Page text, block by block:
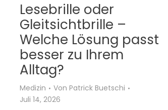
Lesebrille oder
Gleitsichtbrille –
Welche Lösung passt
besser zu Ihrem
Alltag?
Medizin Von Patrick Buetschi
Juli 14, 2026